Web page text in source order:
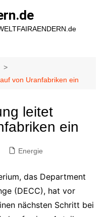
von Uranfabriken ein
leitet
ein
Energie
das Department
(DECC), hat vor
nächsten Schritt bei